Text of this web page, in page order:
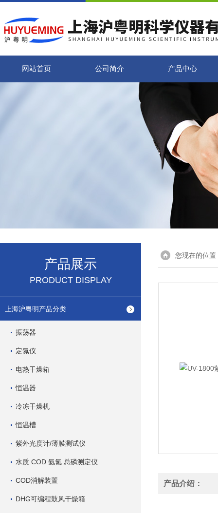
网站首页 公司简介 产品中心
产品展示
PRODUCT DISPLAY
上海沪粤明产品分类
振荡器
定氮仪
电热干燥箱
恒温器
冷冻干燥机
恒温槽
紫外光度计/薄膜测试仪
水质 COD 氨氮 总磷测定仪
COD消解装置
DHG可编程鼓风干燥箱
您现在的位置
产品介绍：